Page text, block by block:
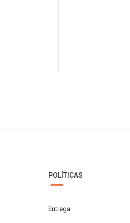
POLÍTICAS
Entrega